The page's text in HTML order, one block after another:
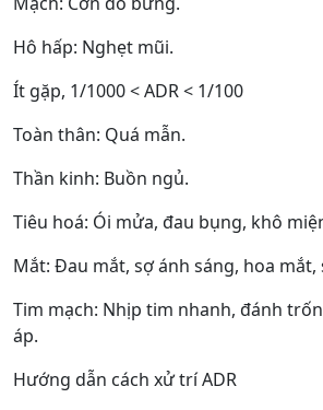
Hô hấp: Nghẹt mũi.
Ít gặp, 1/1000 < ADR < 1/100
Toàn thân: Quá mẫn.
Thần kinh: Buồn ngủ.
Tiêu hoá: Ói mửa, đau bụng, khô
Mắt: Đau mắt, sợ ánh sáng, hoa
Tim mạch: Nhịp tim nhanh, đánh
áp.
Hướng dẫn cách xử trí ADR